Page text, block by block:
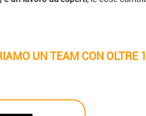
UN TEAM CON OLTRE